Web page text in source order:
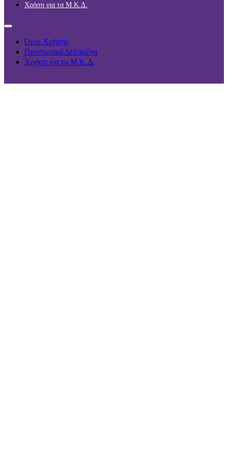
Χρήση για τα Μ.Κ.Δ.
Όροι Χρήσης
Προσωπικά Δεδομένα
Χρήση για τα Μ.Κ.Δ.